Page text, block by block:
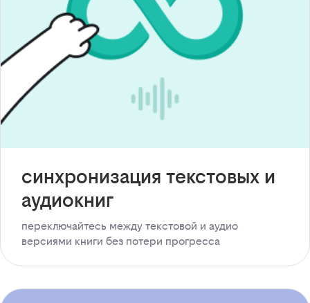
синхронизация текстовых и
аудиокниг
переключайтесь между текстовой и аудио
версиями книги без потери прогресса